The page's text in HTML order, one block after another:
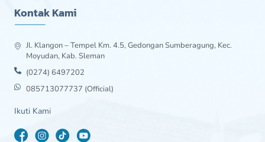
Kontak Kami
Jl. Klangon – Tempel Km. 4.5, Gedongan Sumberagung, Kec.
Moyudan, Kab. Sleman
(0274) 6497202
085713077737 (Official)
Ikuti Kami